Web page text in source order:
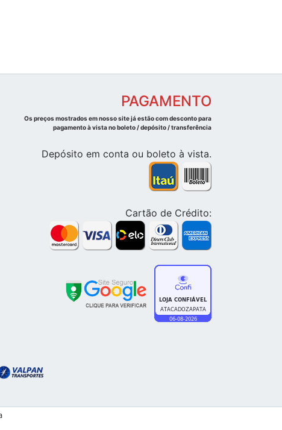
PAGAMENTO
Os preços mostrados em nosso site já estão com desconto para
pagamento à vista no boleto / depósito / transferência
Depósito em conta ou boleto à vista.
Cartão de Crédito: